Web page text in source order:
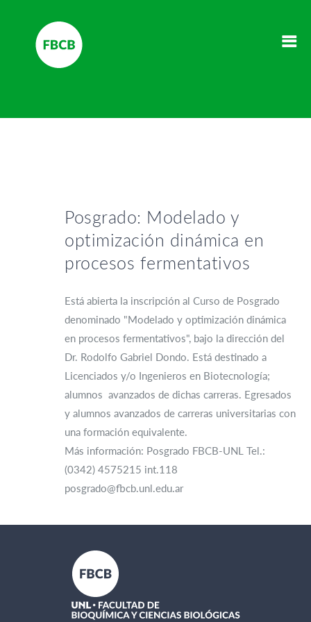
Posgrado: Modelado y
optimización dinámica en
procesos fermentativos
Está abierta la inscripción al Curso de Posgrado
denominado "Modelado y optimización dinámica
en procesos fermentativos", bajo la dirección del
Dr. Rodolfo Gabriel Dondo. Está destinado a
Licenciados y/o Ingenieros en Biotecnología;
alumnos avanzados de dichas carreras. Egresados
y alumnos avanzados de carreras universitarias con
una formación equivalente.
Más información: Posgrado FBCB-UNL Tel.:
(0342) 4575215 int.118
posgrado@fbcb.unl.edu.ar